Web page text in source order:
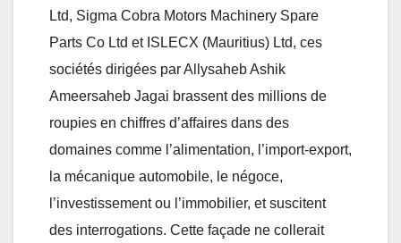
Ltd, Sigma Cobra Motors Machinery Spare
Parts Co Ltd et ISLECX (Mauritius) Ltd, ces
sociétés dirigées par Allysaheb Ashik
Ameersaheb Jagai brassent des millions de
roupies en chiffres d’affaires dans des
domaines comme l’alimentation, l’import-export,
la mécanique automobile, le négoce,
l’investissement ou l’immobilier, et suscitent
des interrogations. Cette façade ne collerait